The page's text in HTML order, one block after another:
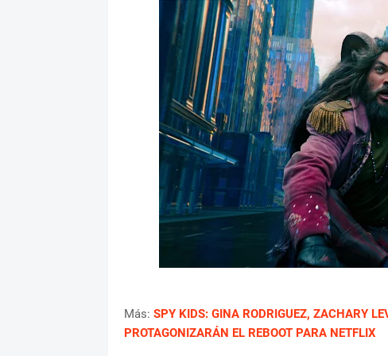
Más: SPY KIDS: GINA RODRIGUEZ, ZACHARY
PROTAGONIZARÁN EL REBOOT PARA NETFLIX